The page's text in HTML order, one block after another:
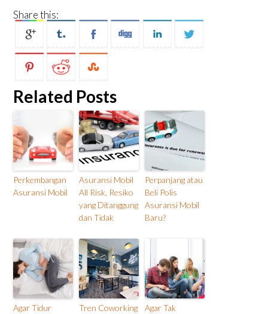
Share this:
Related Posts
Perkembangan
Asuransi Mobil
Asuransi Mobil
All Risk, Resiko
yang Ditanggung
dan Tidak
Perpanjang atau
Beli Polis
Asuransi Mobil
Baru?
Agar Tidur
Tren Coworking
Agar Tak